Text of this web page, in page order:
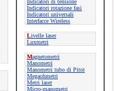
Indicatori di tensione
Indicatori rotazione fasi
Indicatori universali
Interfacce Wireless
Livelle laser
Luxmetri
Magnetometri
Manometri
Manometri tubo di Pitot
Megaohmetri
Metri laser
Micro-manometri